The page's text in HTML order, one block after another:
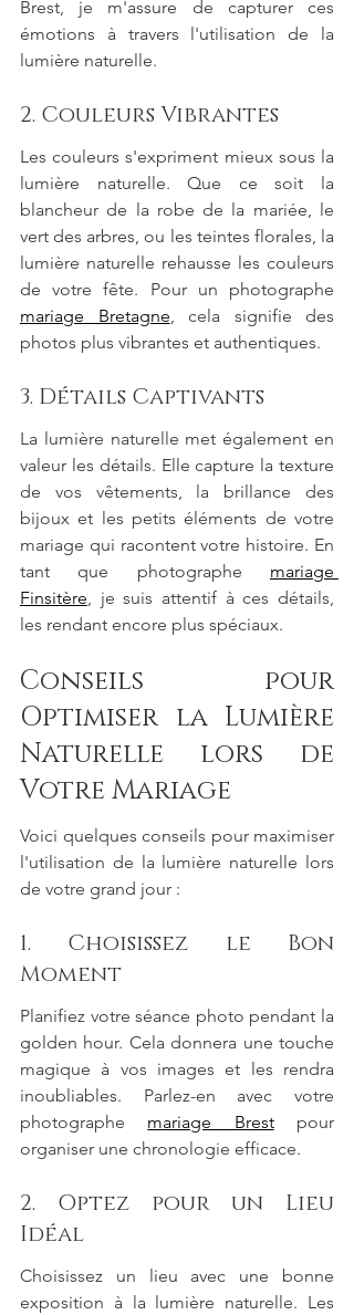
Brest, je m'assure de capturer ces
émotions à travers l'utilisation de la
lumière naturelle.
2. Couleurs Vibrantes
Les couleurs s'expriment mieux sous la
lumière naturelle. Que ce soit la
blancheur de la robe de la mariée, le
vert des arbres, ou les teintes florales, la
lumière naturelle rehausse les couleurs
mariage Bretagne, cela signifie des
photos plus vibrantes et authentiques.
3. Détails Captivants
La lumière naturelle met également en
valeur les détails. Elle capture la texture
de vos vêtements, la brillance des
bijoux et les petits éléments de votre
mariage qui racontent votre histoire. En
tant que photographe mariage
Finsitère, je suis attentif à ces détails,
les rendant encore plus spéciaux.
Conseils pour
Optimiser la Lumière
Naturelle lors de
Votre Mariage
Voici quelques conseils pour maximiser
l'utilisation de la lumière naturelle lors
de votre grand jour :
1. Choisissez le Bon
Moment
Planifiez votre séance photo pendant la
golden hour. Cela donnera une touche
magique à vos images et les rendra
inoubliables. Parlez-en avec votre
photographe mariage Brest pour
organiser une chronologie efficace.
2. Optez pour un Lieu
Idéal
Choisissez un lieu avec une bonne
exposition à la lumière naturelle. Les